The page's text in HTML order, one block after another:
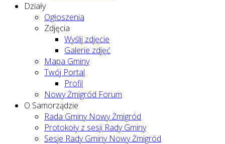
Działy
Ogłoszenia
Zdjęcia
Wyślij zdjęcie
Galerie zdjęć
Mapa Gminy
Twój Portal
Profil
Nowy Żmigród Forum
O Samorządzie
Rada Gminy Nowy Żmigród
Protokoły z sesji Rady Gminy
Sesje Rady Gminy Nowy Żmigród